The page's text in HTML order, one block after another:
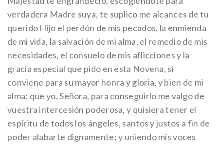
verdadera Madre suya, te suplico me alcances de tu
querido Hijo el perdón de mis pecados, la enmienda
de mi vida, la salvación de mi alma, el remedio de mis
necesidades, el consuelo de mis aflicciones y la
gracia especial que pido en esta Novena, si
conviene para su mayor honra y gloria, y bien de mi
alma: que yo, Señora, para conseguirlo me valgo de
vuestra intercesión poderosa, y quisiera tener el
espíritu de todos los ángeles, santos y justos a fin de
poder alabarte dignamente; y uniendo mis voces